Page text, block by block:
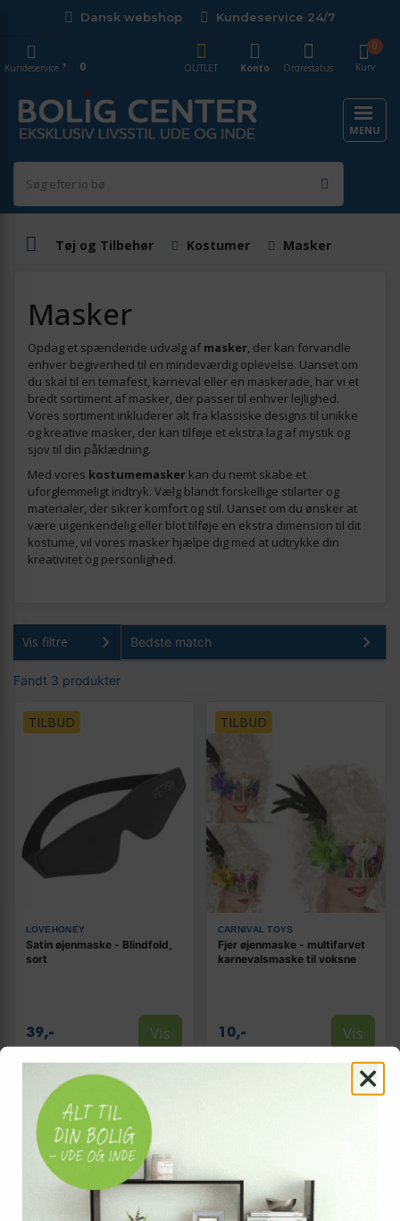
Dansk webshop Kundeservice 24/7
Kurv
0
OUTLET
Konto Ordrestatus
Kundeservice 0
MENU
Tøj og Tilbehør Kostumer Masker
Masker
Opdag et spændende udvalg af masker, der kan forvandle
enhver begivenhed til en mindeværdig oplevelse. Uanset om
du skal til en temafest, karneval eller en maskerade, har vi et
bredt sortiment af masker, der passer til enhver lejlighed.
Vores sortiment inkluderer alt fra klassiske designs til unikke
og kreative masker, der kan tilføje et ekstra lag af mystik og
sjov til din påklædning.
Med vores kostumemasker kan du nemt skabe et
uforglemmeligt indtryk. Vælg blandt forskellige stilarter og
materialer, der sikrer komfort og stil. Uanset om du ønsker at
være uigenkendelig eller blot tilføje en ekstra dimension til dit
kostume, vil vores masker hjælpe dig med at udtrykke din
kreativitet og personlighed.
Vis filtre
Fandt 3 produkter
TILBUD
LOVEHONEY
Satin øjenmaske - Blindfold,
sort
39,- Vis
På lager
TILBUD
CARNIVAL TOYS
Fjer øjenmaske - multifarvet
karnevalsmaske til voksne
10,- Vis
TILBUD